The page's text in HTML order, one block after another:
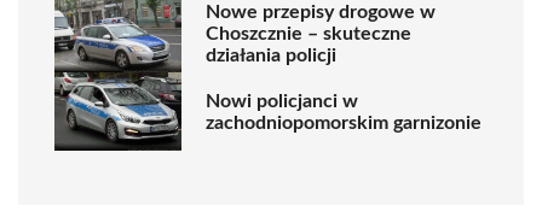
Nowe przepisy drogowe w
Choszcznie – skuteczne
działania policji
Nowi policjanci w
zachodniopomorskim garnizonie